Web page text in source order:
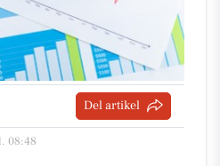
Del artikel
08:48